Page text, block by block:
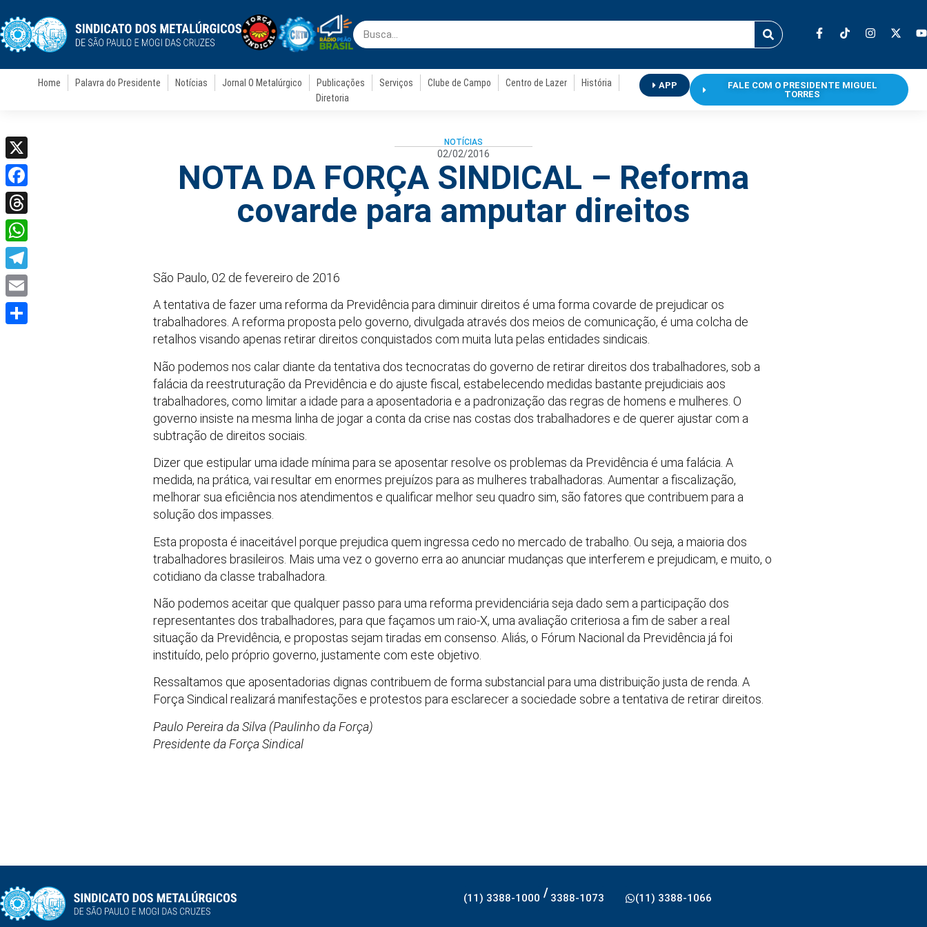
Home Palavra do Presidente Notícias Jornal O Metalúrgico Publicações Serviços Clube de Campo Centro de Lazer
História
Diretoria
APP
FALE COM O PRESIDENTE MIGUEL
TORRES
NOTÍCIAS
02/02/2016
NOTA DA FORÇA SINDICAL – Reforma
covarde para amputar direitos
São Paulo, 02 de fevereiro de 2016
A tentativa de fazer uma reforma da Previdência para diminuir direitos é uma forma covarde de prejudicar os
trabalhadores. A reforma proposta pelo governo, divulgada através dos meios de comunicação, é uma colcha de
retalhos visando apenas retirar direitos conquistados com muita luta pelas entidades sindicais.
Não podemos nos calar diante da tentativa dos tecnocratas do governo de retirar direitos dos trabalhadores, sob a
falácia da reestruturação da Previdência e do ajuste fiscal, estabelecendo medidas bastante prejudiciais aos
trabalhadores, como limitar a idade para a aposentadoria e a padronização das regras de homens e mulheres. O
governo insiste na mesma linha de jogar a conta da crise nas costas dos trabalhadores e de querer ajustar com a
subtração de direitos sociais.
Dizer que estipular uma idade mínima para se aposentar resolve os problemas da Previdência é uma falácia. A
medida, na prática, vai resultar em enormes prejuízos para as mulheres trabalhadoras. Aumentar a fiscalização,
melhorar sua eficiência nos atendimentos e qualificar melhor seu quadro sim, são fatores que contribuem para a
solução dos impasses.
Esta proposta é inaceitável porque prejudica quem ingressa cedo no mercado de trabalho. Ou seja, a maioria dos
trabalhadores brasileiros. Mais uma vez o governo erra ao anunciar mudanças que interferem e prejudicam, e muito, o
cotidiano da classe trabalhadora.
Não podemos aceitar que qualquer passo para uma reforma previdenciária seja dado sem a participação dos
representantes dos trabalhadores, para que façamos um raio-X, uma avaliação criteriosa a fim de saber a real
situação da Previdência, e propostas sejam tiradas em consenso. Aliás, o Fórum Nacional da Previdência já foi
instituído, pelo próprio governo, justamente com este objetivo.
Ressaltamos que aposentadorias dignas contribuem de forma substancial para uma distribuição justa de renda. A
Força Sindical realizará manifestações e protestos para esclarecer a sociedade sobre a tentativa de retirar direitos.
Paulo Pereira da Silva (Paulinho da Força)
Presidente da Força Sindical
(11) 3388-1000 / 3388-1073 (11) 3388-1066
X
Facebook
Threads
WhatsApp
Telegram
Email